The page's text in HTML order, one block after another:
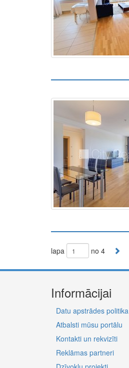
lapa no 4
Informācijai
Datu apstrādes politika
Atbalsti mūsu portālu
Kontakti un rekvizīti
Reklāmas partneri